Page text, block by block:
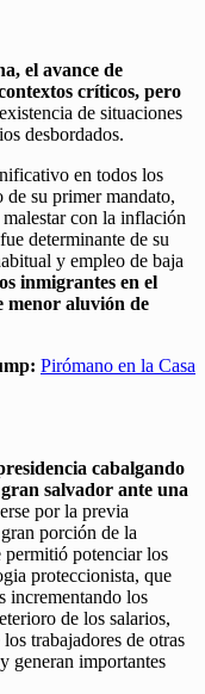
el avance de
críticos, pero
de situaciones
desbordados.
en todos los
de su primer mandato,
con la inflación
determinante de su
y empleo de baja
inmigrantes en el
menor aluvión de
Pirómano en la Casa
cabalgando
salvador ante una
por la previa
porción de la
permitió potenciar los
proteccionista, que
incrementando los
de los salarios,
trabajadores de otras
generan importantes